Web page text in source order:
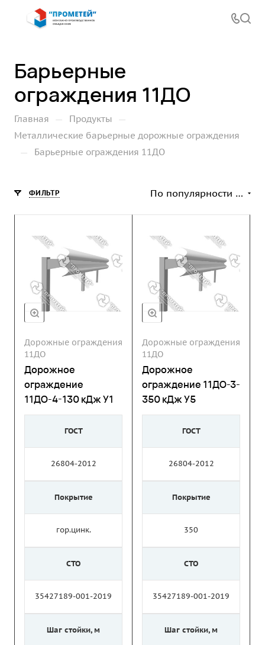
Барьерные
ограждения 11ДО
Главная — Продукты —
Металлические барьерные дорожные ограждения
— Барьерные ограждения 11ДО
ФИЛЬТР По популярности (возрастание)
Дорожные ограждения
11ДО
Дорожное
ограждение
11ДО-4-130 кДж У1
ГОСТ
26804-2012
Покрытие
гор.цинк.
СТО
35427189-001-2019
Шаг стойки, м
Дорожные ограждения
11ДО
Дорожное
ограждение 11ДО-3-
350 кДж У5
ГОСТ
26804-2012
Покрытие
350
СТО
35427189-001-2019
Шаг стойки, м